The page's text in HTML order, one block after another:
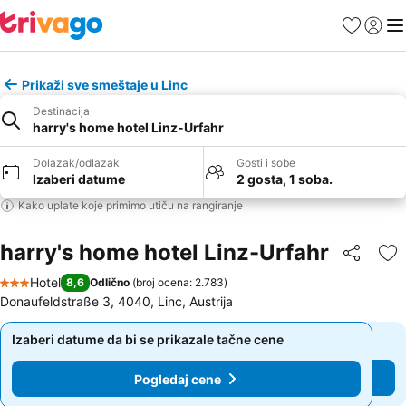
FavoritiPrijavi
Prikaži sve smeštaje u Linc
Destinacija
harry's home hotel Linz-Urfahr
Dolazak/odlazak
Izaberi datume
Gosti i sobe
2 gosta, 1 soba.
Kako uplate koje primimo utiču na rangiranje
harry's home hotel Linz-Urfahr Deli
3 Zvezdice
Hotel 8,6 Odlično (broj ocena: 2.783)
Donaufeldstraße 3, 4040, Linc, Austrija
Izaberi datume da bi se prikazale tačne cene
Pogledaj cene
Izaberi datume da bi se prikazale tačne cene
Pogledaj cene